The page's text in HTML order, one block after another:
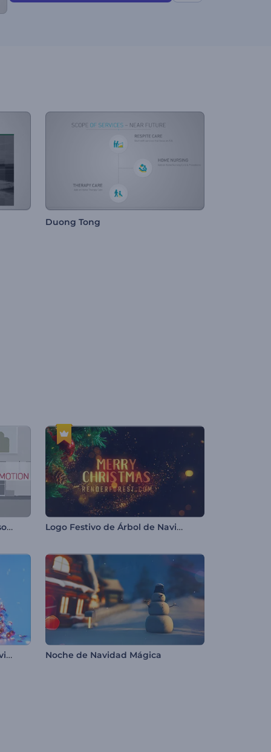
Duong Tong
Promoción Multiuso con Personajes Logo Festivo de Árbol de Navidad
Opener de árbol de bolas navideñas Noche de Navidad Mágica